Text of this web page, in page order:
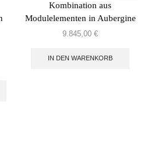
Kombination aus
Modulelementen in Aubergine
9.845,00 €
IN DEN WARENKORB